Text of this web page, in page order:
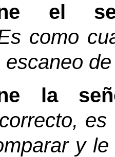
el
como
de
la
y